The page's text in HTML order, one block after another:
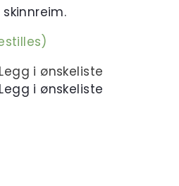
Legg i ønskeliste
Legg i ønskeliste